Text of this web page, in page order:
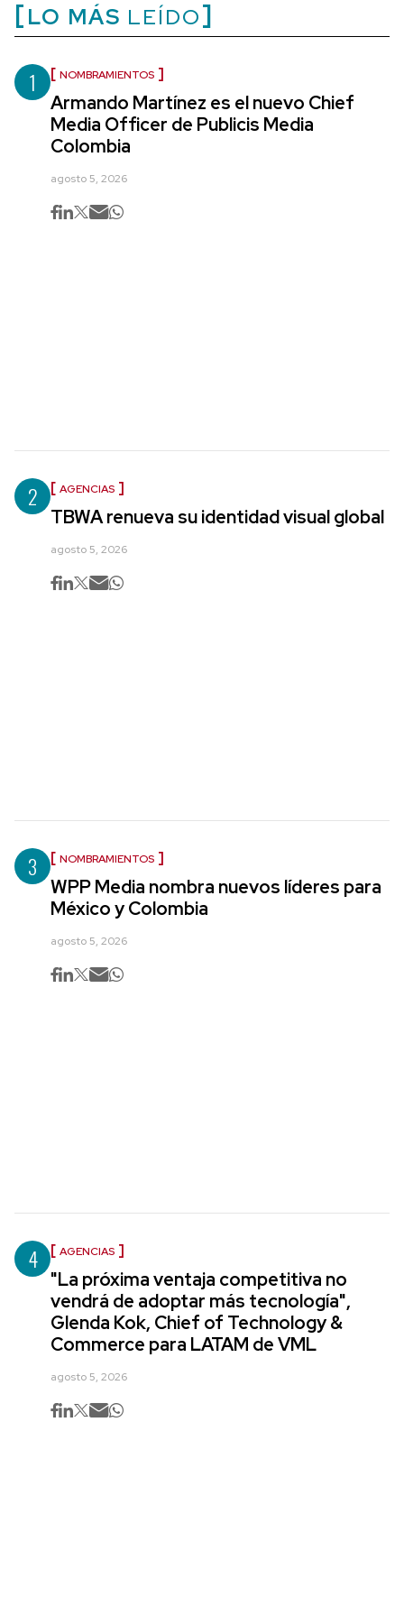
LO MÁS LEÍDO
1 NOMBRAMIENTOS
Armando Martínez es el nuevo Chief
Media Officer de Publicis Media
Colombia
agosto 5, 2026
2 AGENCIAS
TBWA renueva su identidad visual global
agosto 5, 2026
3 NOMBRAMIENTOS
WPP Media nombra nuevos líderes para
México y Colombia
agosto 5, 2026
4 AGENCIAS
"La próxima ventaja competitiva no
vendrá de adoptar más tecnología",
Glenda Kok, Chief of Technology &
Commerce para LATAM de VML
agosto 5, 2026